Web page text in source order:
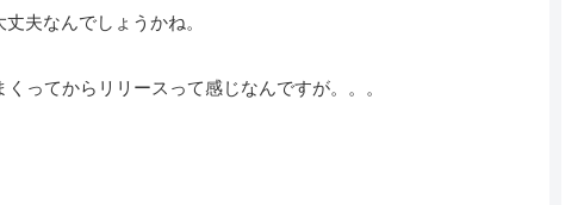
夫なんでしょうかね。
ってからリリースって感じなんですが。。。